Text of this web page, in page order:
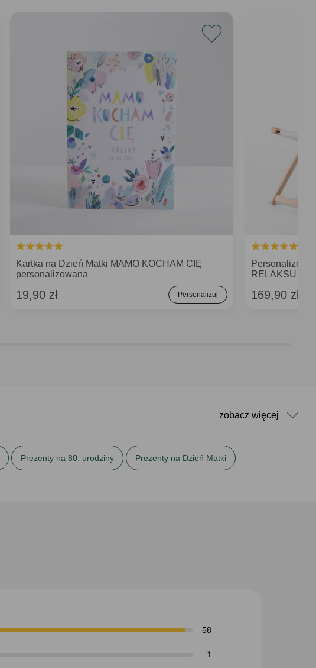
Kartka na Dzień Matki MAMO KOCHAM CIĘ
personalizowana
19,90 zł Personalizuj
RELAKSU
169,90 zł
zobacz więcej
Prezenty na 80. urodziny Prezenty na Dzień Matki
58
1